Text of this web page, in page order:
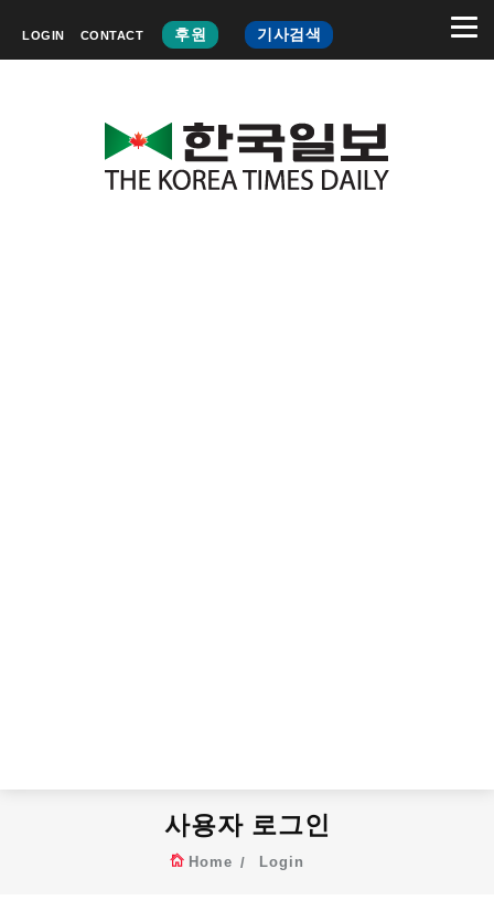
LOGIN CONTACT 후원 기사검색
사용자 로그인
Home Login